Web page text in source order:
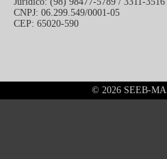
CNPJ: 06.299.549/0001-05
CEP: 65020-590
© 2026 SEEB-